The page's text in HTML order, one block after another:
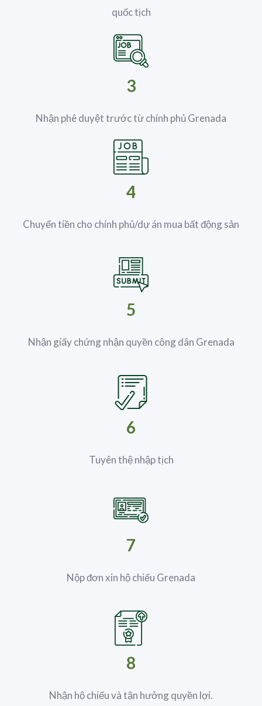
quốc tịch
3
Nhận phê duyệt trước từ chính phủ Grenada
4
Chuyển tiền cho chính phủ/dự án mua bất động sản
5
Nhận giấy chứng nhận quyền công dân Grenada
6
Tuyên thệ nhập tịch
7
Nộp đơn xin hộ chiếu Grenada
8
Nhận hộ chiếu và tận hưởng quyền lợi.